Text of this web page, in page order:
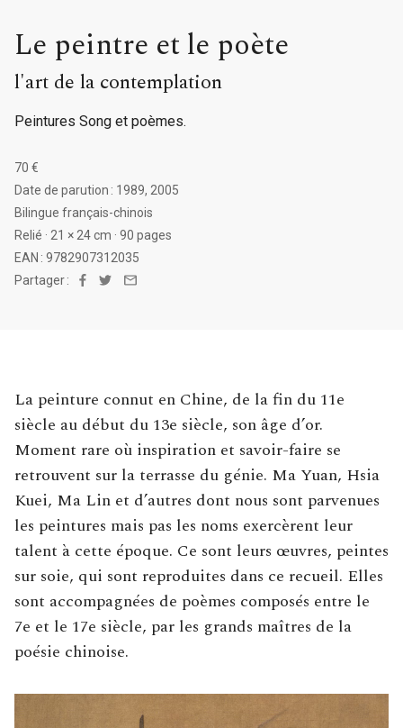
Le peintre et le poète
l'art de la contemplation
Peintures Song et poèmes.
70 €
Date de parution : 1989, 2005
Bilingue français-chinois
Relié · 21 × 24 cm · 90 pages
EAN : 9782907312035
Partager :
Facebook
Twitter
La peinture connut en Chine, de la fin du 11e
siècle au début du 13e siècle, son âge d’or.
Moment rare où inspiration et savoir-faire se
retrouvent sur la terrasse du génie. Ma Yuan, Hsia
Kuei, Ma Lin et d’autres dont nous sont parvenues
les peintures mais pas les noms exercèrent leur
talent à cette époque. Ce sont leurs œuvres, peintes
sur soie, qui sont reproduites dans ce recueil. Elles
sont accompagnées de poèmes composés entre le
7e et le 17e siècle, par les grands maîtres de la
poésie chinoise.